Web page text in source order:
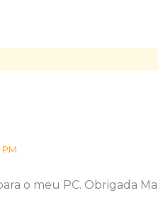
PM
o meu PC. Obrigada